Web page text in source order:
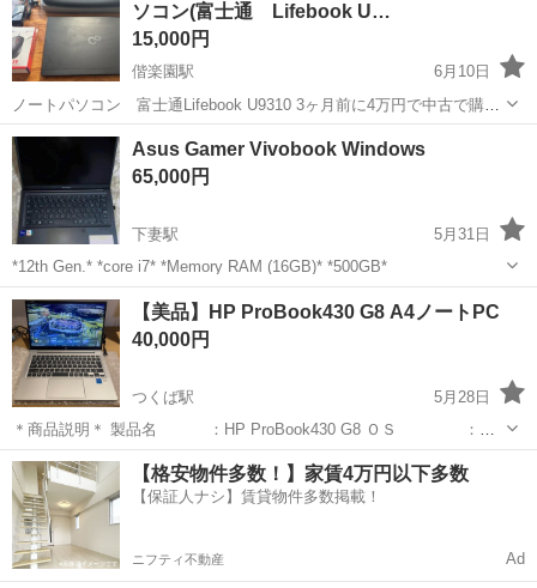
ソコン(富士通 Lifebook U…
15,000円
偕楽園駅
6月10日
ノートパソコン 富士通Lifebook U9310 3ヶ月前に4万円で中古で購入
したのですが、ほとんど使わなかったので出品します。 Word、Excel
は入ってます。 パソコン用のマウスとパソコン入れるバックを一緒に
付けます...
茨城 東茨城郡
Asus Gamer Vivobook Windows
65,000円
下妻駅
5月31日
*12th Gen.* *core i7* *Memory RAM (16GB)* *500GB*
茨城 下妻市 下妻駅
【美品】HP ProBook430 G8 A4ノートPC
40,000円
つくば駅
5月28日
＊商品説明＊ 製品名 ：HP ProBook430 G8 ＯＳ ：
Windows11 Pro 64bit ストレージ ：SSD256GB メモリ ：8GB
ディスプレイ ：13.3型 ＣＰＵ ：I...
茨城 つくば市 つくば駅 ノートパソコン ProBook
【格安物件多数！】家賃4万円以下多数
【保証人ナシ】賃貸物件多数掲載！
ニフティ不動産 Ad